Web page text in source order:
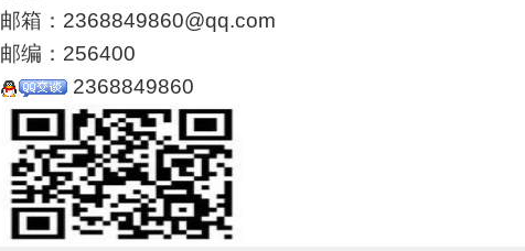
邮箱：2368849860@qq.com
邮编：256400
2368849860